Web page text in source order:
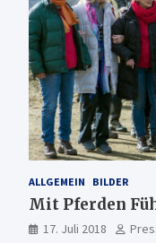
ALLGEMEIN BILDER
Mit Pferden
17. Juli 2018